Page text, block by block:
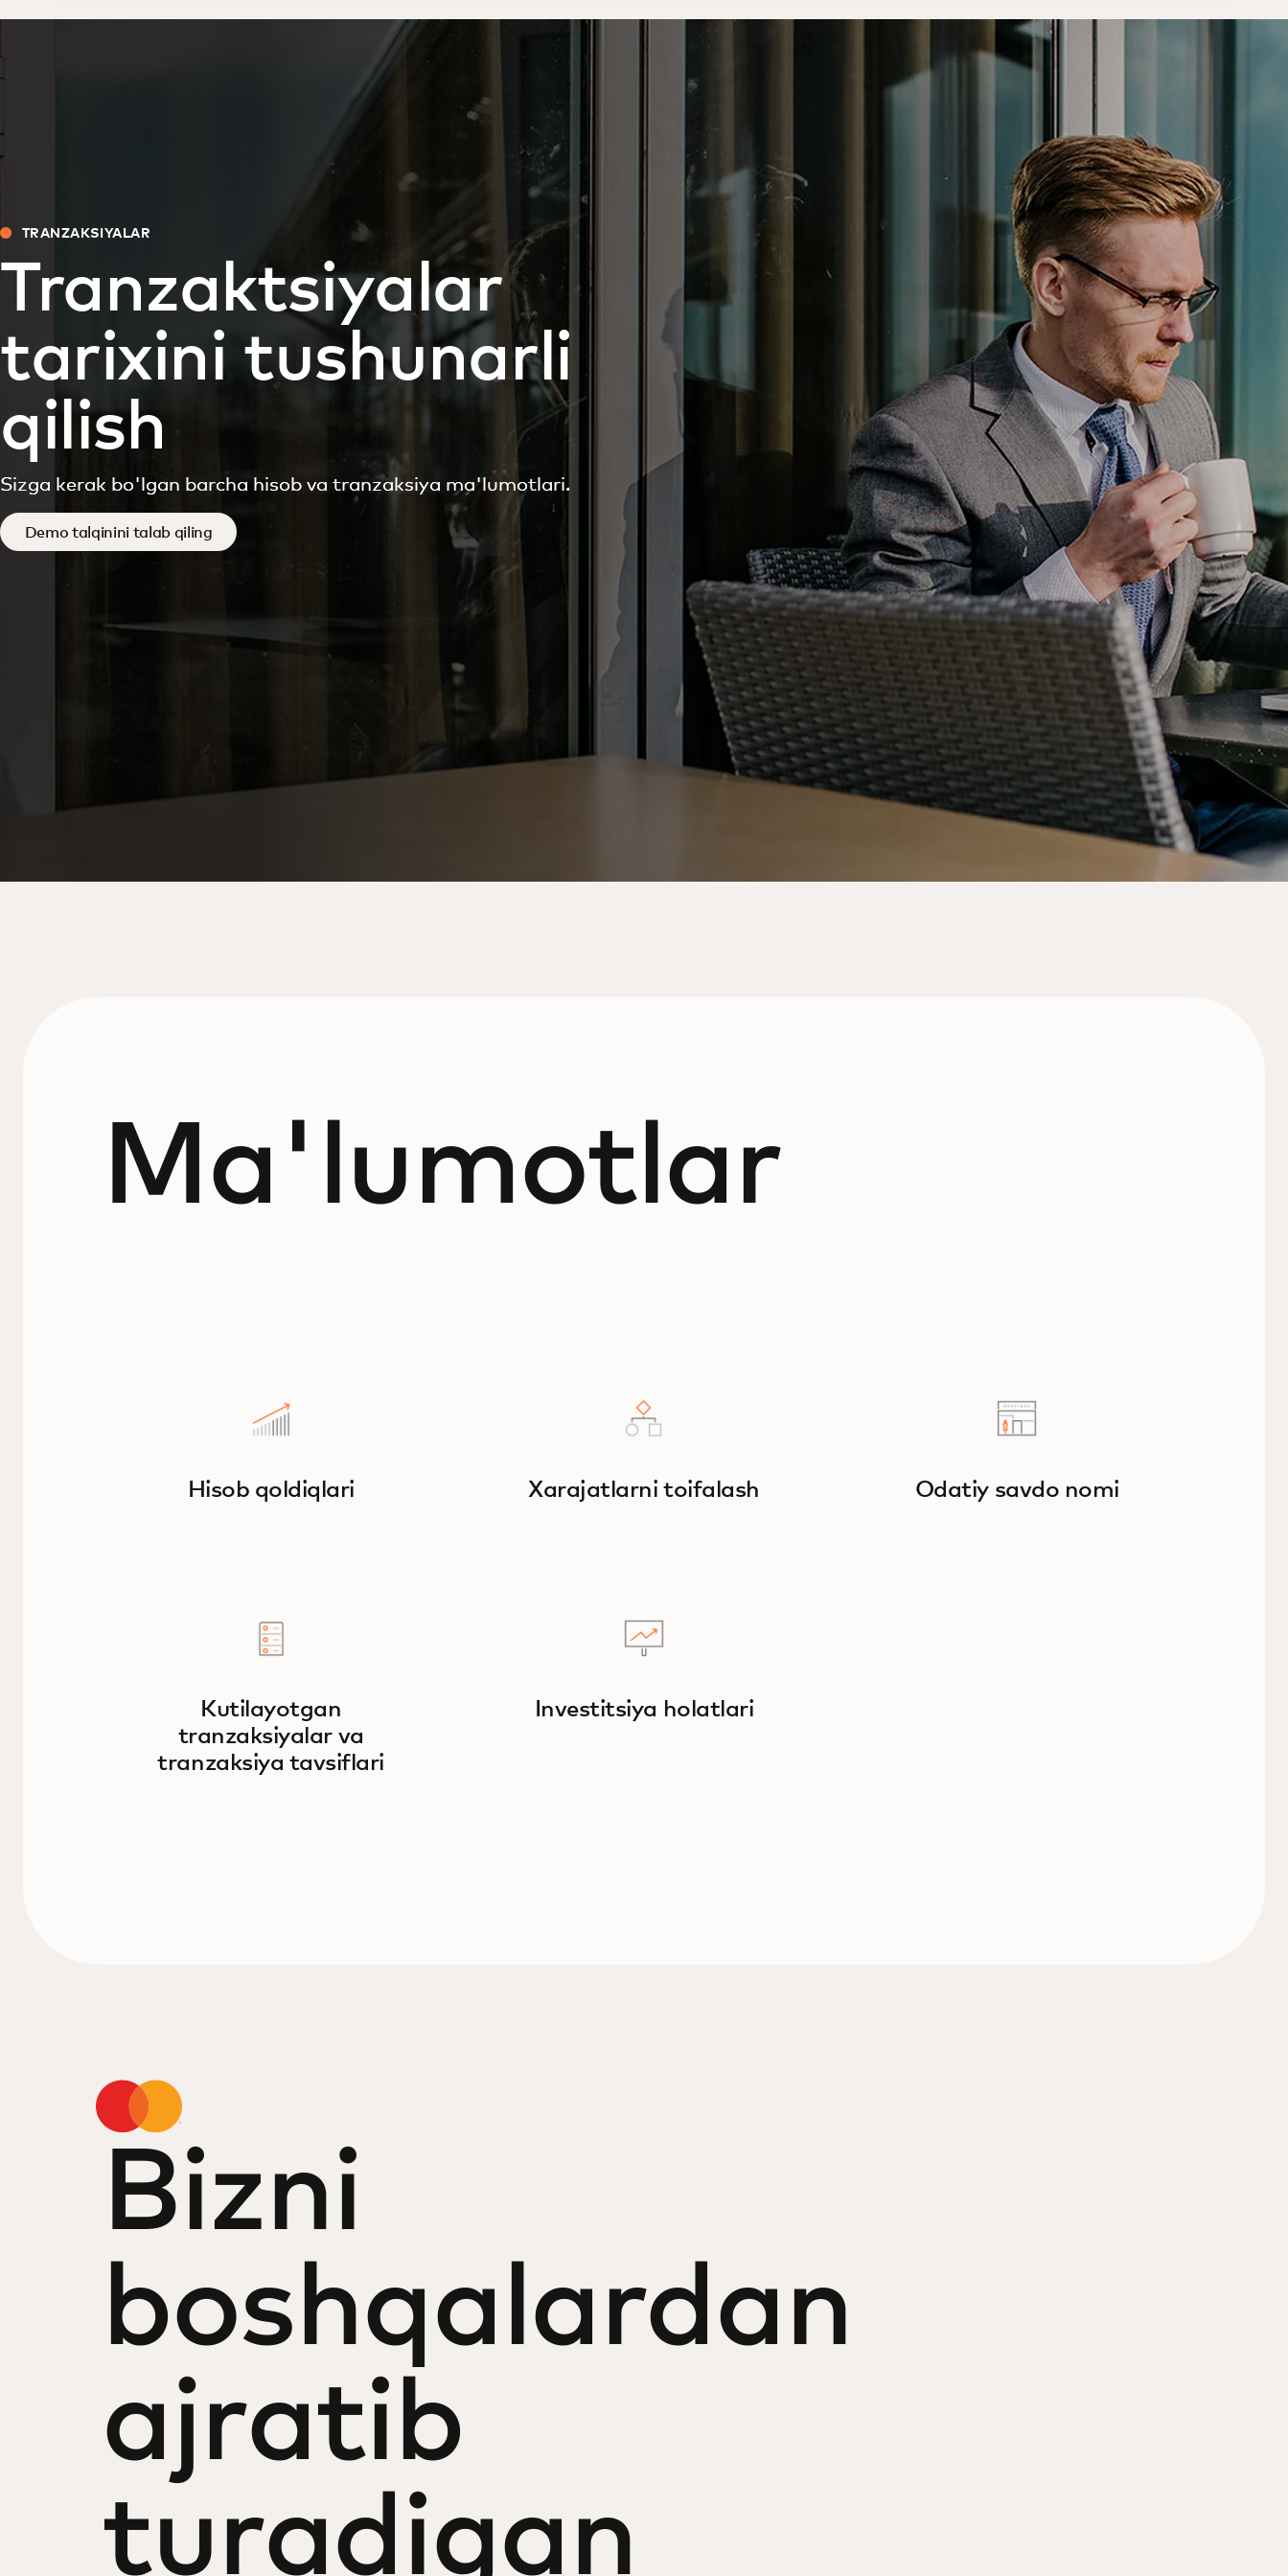
TRANZAKSIYALAR
Tranzaktsiyalar
tarixini tushunarli
qilish
Sizga kerak bo'lgan barcha hisob va tranzaksiya ma'lumotlari.
Demo talqinini talab qiling
Ma'lumotlar
Hisob qoldiqlari Xarajatlarni toifalash Odatiy savdo nomi
Kutilayotgan
tranzaksiyalar va
tranzaksiya tavsiflari
Investitsiya holatlari
Bizni
boshqalardan
ajratib
turadigan